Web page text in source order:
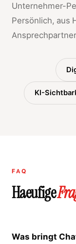
Unternehmer-
Persönlich, aus
KI-
FAQ
Haeufige
Was bringt